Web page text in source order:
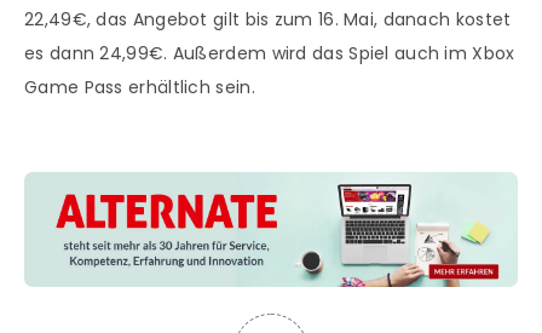
22,49€, das Angebot gilt bis zum 16. Mai, danach kostet
es dann 24,99€. Außerdem wird das Spiel auch im Xbox
Game Pass erhältlich sein.